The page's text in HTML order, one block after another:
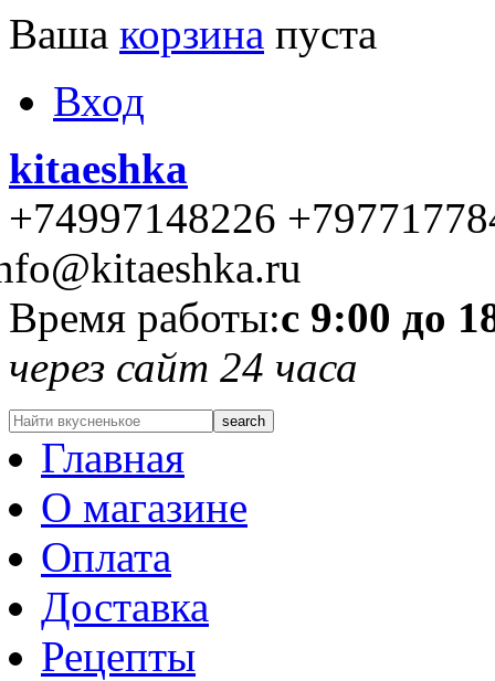
Ваша корзина пуста
Вход
kitaeshka
+74997148226
Время работы:с 9:00 до
через сайт 24 часа
Главная
О магазине
Оплата
Доставка
Рецепты